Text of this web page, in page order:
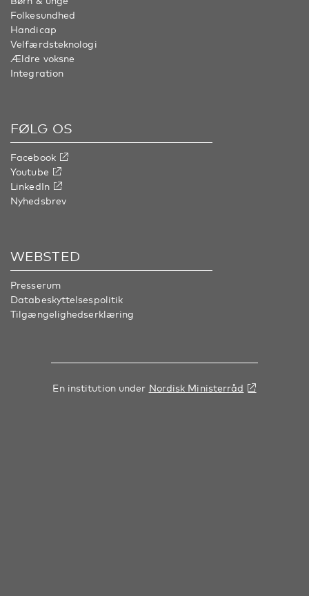
Folkesundhed
Handicap
Velfærdsteknologi
Ældre voksne
Integration
FØLG OS
Facebook
Youtube
LinkedIn
Nyhedsbrev
WEBSTED
Presserum
Databeskyttelsespolitik
Tilgængelighedserklæring
En institution under Nordisk Ministerråd